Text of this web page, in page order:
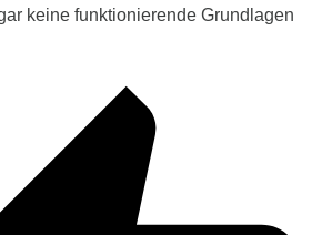
keine funktionierende Grundlagen